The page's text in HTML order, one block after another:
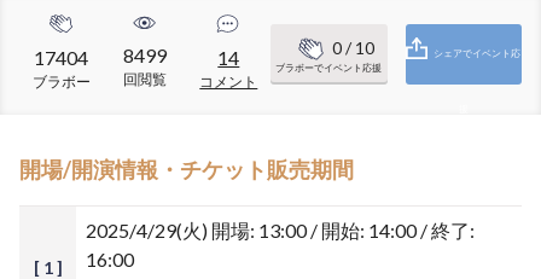
17404
ブラボー
8499
回閲覧
14
コメント
0/ 10
ブラボーでイベント応援
シェアでイベント応
開場/開演情報・チケット販売期間
[ 1 ]
2025/4/29(火) 開場: 13:00 / 開始: 14:00 / 終了:
16:00